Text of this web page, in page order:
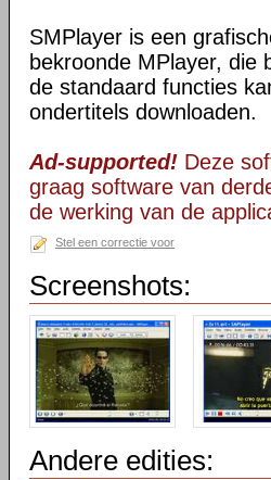
SMPlayer is een
bekroonde MPlayer, die
de standaard functies
ondertitels downloaden.
Ad-supported! Deze
graag software van
de werking van de
Stel een correctie voor
Screenshots:
Andere edities: